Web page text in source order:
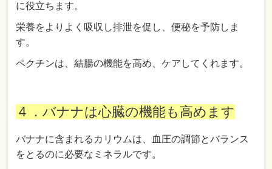
に役立ちます。
栄養をよりよく吸収し排泄を促し、便秘を予防しま
す。
ペクチンは、結腸の機能を高め、ケアしてくれます。
４．バナナは心臓の機能も高めます
バナナに含まれるカリウムは、血圧の調節とバランス
をとるのに必要なミネラルです。